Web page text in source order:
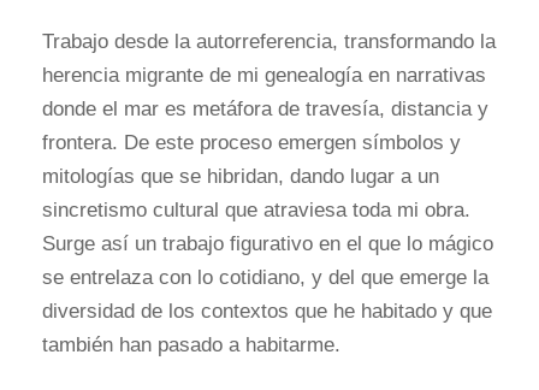
Trabajo desde la autorreferencia, transformando la
herencia migrante de mi genealogía en narrativas
donde el mar es metáfora de travesía, distancia y
frontera. De este proceso emergen símbolos y
mitologías que se hibridan, dando lugar a un
sincretismo cultural que atraviesa toda mi obra.
Surge así un trabajo figurativo en el que lo mágico
se entrelaza con lo cotidiano, y del que emerge la
diversidad de los contextos que he habitado y que
también han pasado a habitarme.